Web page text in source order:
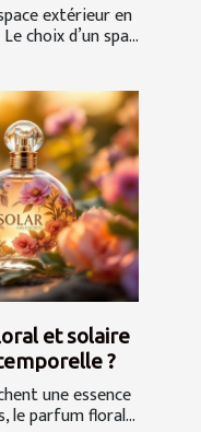
extérieur en
choix d’un spa...
et solaire
?
une essence
le parfum floral...